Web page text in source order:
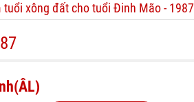
tuổi xông đất cho tuổi Đinh Mão - 1987